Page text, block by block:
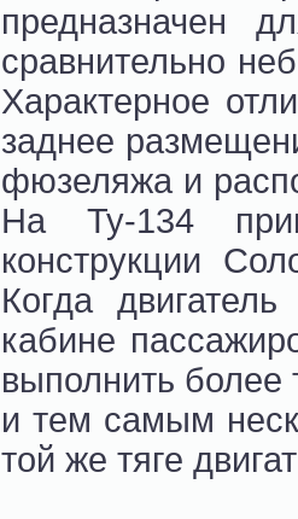
предназначен
сравнительно
Характерное
заднее
фюзеляжа и
На Ту-134
конструкции
Когда
кабине
выполнить более
и тем самым
той же тяге